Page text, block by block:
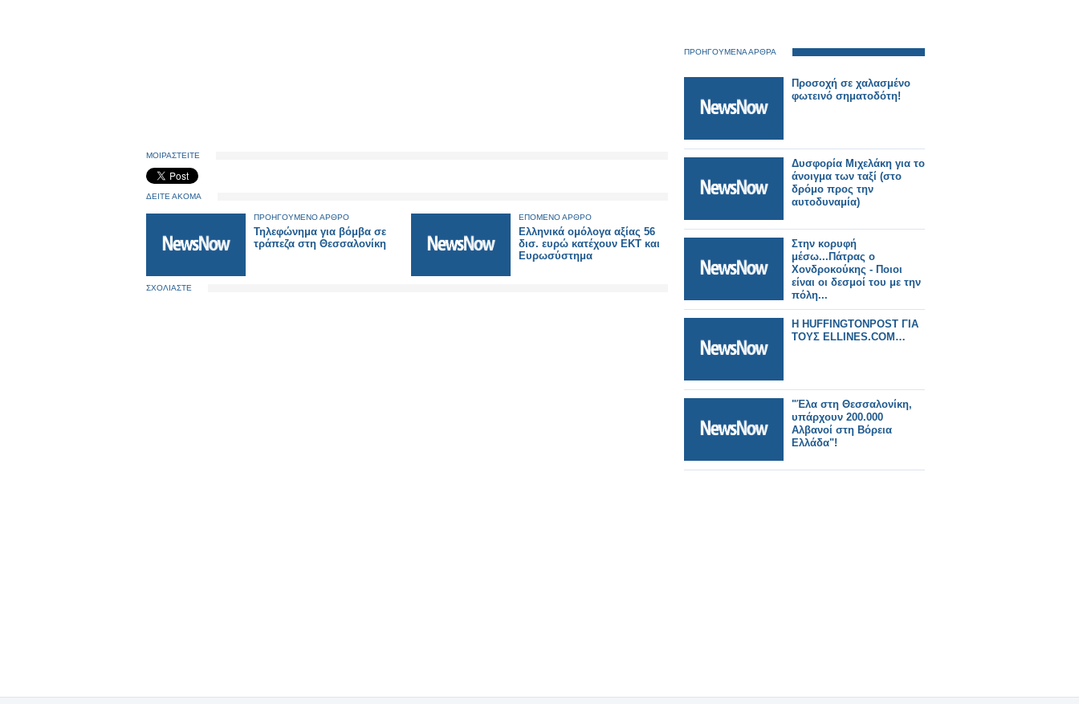
ΜΟΙΡΑΣΤΕΙΤΕ
ΔΕΙΤΕ ΑΚΟΜΑ
ΠΡΟΗΓΟΥΜΕΝΟ ΑΡΘΡΟ
Τηλεφώνημα για βόμβα σε
τράπεζα στη Θεσσαλονίκη
ΕΠΟΜΕΝΟ ΑΡΘΡΟ
Ελληνικά ομόλογα αξίας 56
δισ. ευρώ κατέχουν ΕΚΤ και
Ευρωσύστημα
ΣΧΟΛΙΑΣΤΕ
ΠΡΟΗΓΟΥΜΕΝΑ ΑΡΘΡΑ
Προσοχή σε χαλασμένο
φωτεινό σηματοδότη!
Δυσφορία Μιχελάκη για το
άνοιγμα των ταξί (στο
δρόμο προς την
αυτοδυναμία)
Στην κορυφή
μέσω...Πάτρας ο
Χονδροκούκης - Ποιοι
είναι οι δεσμοί του με την
πόλη...
H HUFFINGTONPOST ΓΙΑ
ΤΟΥΣ ELLINES.COM…
"Έλα στη Θεσσαλονίκη,
υπάρχουν 200.000
Αλβανοί στη Βόρεια
Ελλάδα"!